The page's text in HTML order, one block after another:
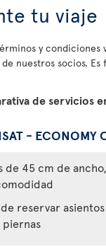
tu viaje
y
nuestros socios.
de servicios
- ECONOMY
de 45 cm de
reservar
piernas